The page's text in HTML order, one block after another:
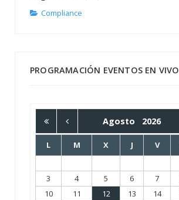
Compliance
PROGRAMACIÓN EVENTOS EN VIVO
Agosto 2026
L M X J V
3
4 5 6 7
10
11 12 13 14